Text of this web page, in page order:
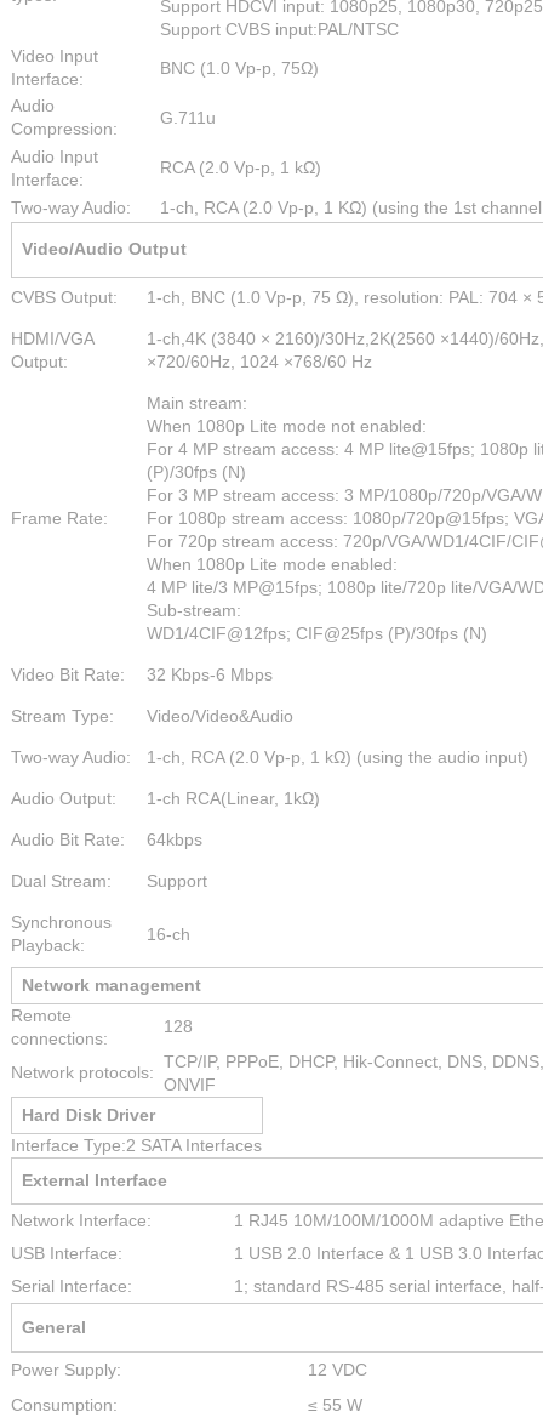
Support HDCVI input: 1080p25, 1080p30,
Support CVBS input:PAL/NTSC
Video Input
Interface:
BNC (1.0 Vp-p, 75Ω)
Audio
Compression:
G.711u
Audio Input
Interface:
RCA (2.0 Vp-p, 1 kΩ)
Two-way Audio: 1-ch, RCA (2.0 Vp-p, 1 KΩ) (using the 1st
Video/Audio Output
CVBS Output: 1-ch, BNC (1.0 Vp-p, 75 Ω), resolution: PAL: 704 ×
HDMI/VGA
Output:
1-ch,4K (3840 × 2160)/30Hz,2K(2560 ×1440)/
×720/60Hz, 1024 ×768/60 Hz
Frame Rate:
Main stream:
When 1080p Lite mode not enabled:
For 4 MP stream access: 4 MP lite@15fps; 1080p
(P)/30fps (N)
For 3 MP stream access: 3 MP/1080p/720p/VGA/
For 1080p stream access: 1080p/720p@15fps;
For 720p stream access: 720p/VGA/WD1/4CIF/
When 1080p Lite mode enabled:
4 MP lite/3 MP@15fps; 1080p lite/720p lite/VGA/
Sub-stream:
WD1/4CIF@12fps; CIF@25fps (P)/30fps (N)
Video Bit Rate: 32 Kbps-6 Mbps
Stream Type: Video/Video&Audio
Two-way Audio: 1-ch, RCA (2.0 Vp-p, 1 kΩ) (using the audio input)
Audio Output: 1-ch RCA(Linear, 1kΩ)
Audio Bit Rate: 64kbps
Dual Stream: Support
Synchronous
Playback:
16-ch
Network management
Remote
connections:
128
Network protocols:
TCP/IP, PPPoE, DHCP, Hik-Connect, DNS,
ONVIF
Hard Disk Driver
Interface Type:2 SATA Interfaces
External Interface
Network Interface:
1 RJ45 10M/100M/1000M adaptive
USB Interface:
1 USB 2.0 Interface & 1 USB 3.0
Serial Interface:
1; standard RS-485 serial interface,
General
Power Supply:
12 VDC
Consumption:
≤ 55 W